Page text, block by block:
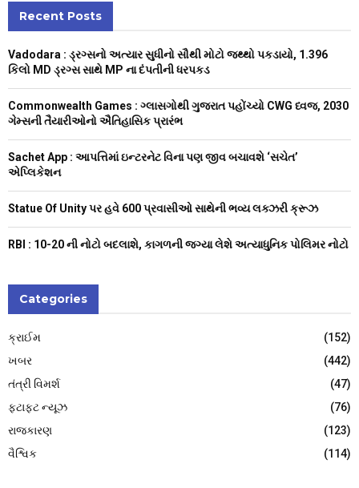
h
o
C
Recent Posts
Vadodara : ડ્રગ્સનો અત્યાર સુધીનો સૌથી મોટો જથ્થો પકડાયો, 1.396
કિલો MD ડ્રગ્સ સાથે MP ના દંપતીની ધરપકડ
Commonwealth Games : ગ્લાસગોથી ગુજરાત પહોંચ્યો CWG ધ્વજ, 2030
ગેમ્સની તૈયારીઓનો ઐતિહાસિક પ્રારંભ
Sachet App : આપત્તિમાં ઇન્ટરનેટ વિના પણ જીવ બચાવશે ‘સચેત’
એપ્લિકેશન
Statue Of Unity પર હવે 600 પ્રવાસીઓ સાથેની ભવ્ય લક્ઝરી ક્રૂઝ
RBI : ₹10-20 ની નોટો બદલાશે, કાગળની જગ્યા લેશે અત્યાધુનિક પોલિમર નોટો
Categories
ક્રાઈમ
(152)
ખબર
(442)
તંત્રી વિમર્શ
(47)
ફટાફટ ન્યૂઝ
(76)
રાજકારણ
(123)
વૈશ્વિક
(114)